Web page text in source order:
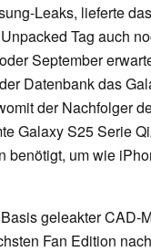
Leaks, lieferte das
Tag auch
September
Datenbank das
der Nachfolger
Galaxy S25 Serie
benötigt, um wie
geleakter CAD-
Fan Edition